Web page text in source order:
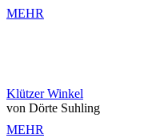
MEHR
Klützer Winkel
von Dörte Suhling
MEHR